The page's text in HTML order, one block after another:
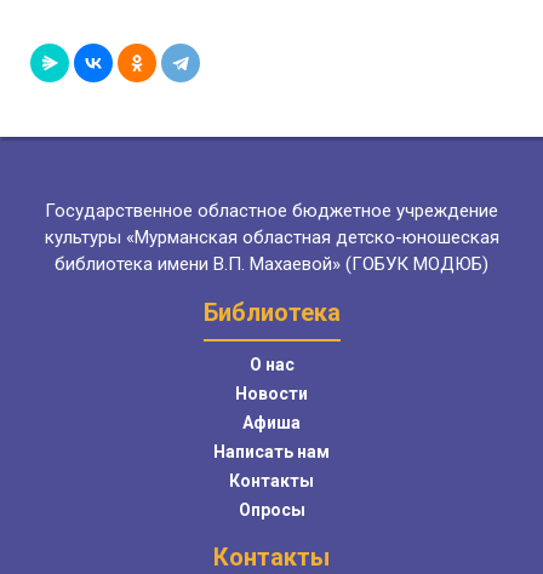
Государственное областное бюджетное учреждение
культуры «Мурманская областная детско-юношеская
библиотека имени В.П. Махаевой» (ГОБУК МОДЮБ)
Библиотека
О нас
Новости
Афиша
Написать нам
Контакты
Опросы
Контакты